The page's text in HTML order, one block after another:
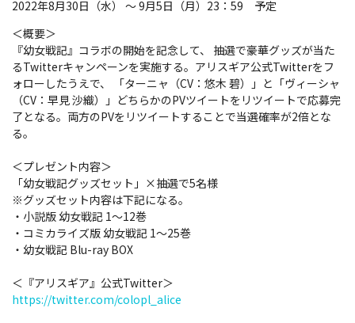
2022年8月30日（水） ～ 9月5日（月）23：59 予定
＜概要＞
『幼女戦記』コラボの開始を記念して、 抽選で豪華グッズが当た
るTwitterキャンペーンを実施する。アリスギア公式Twitterをフ
ォローしたうえで、 「ターニャ（CV：悠木 碧）」と「ヴィーシャ
（CV：早見 沙織）」どちらかのPVツイートをリツイートで応募完
了となる。両方のPVをリツイートすることで当選確率が2倍とな
る。
＜プレゼント内容＞
「幼女戦記グッズセット」×抽選で5名様
※グッズセット内容は下記になる。
・小説版 幼女戦記 1～12巻
・コミカライズ版 幼女戦記 1～25巻
・幼女戦記 Blu-ray BOX
＜『アリスギア』公式Twitter＞
https://twitter.com/colopl_alice